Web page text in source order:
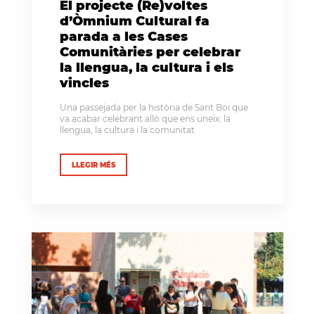
El projecte (Re)voltes
d’Òmnium Cultural fa
parada a les Cases
Comunitàries per celebrar
la llengua, la cultura i els
vincles
Una passejada per la història de Sant Boi que
va acabar celebrant allò que ens uneix: la
llengua, la cultura i la comunitat
LLEGIR MÉS